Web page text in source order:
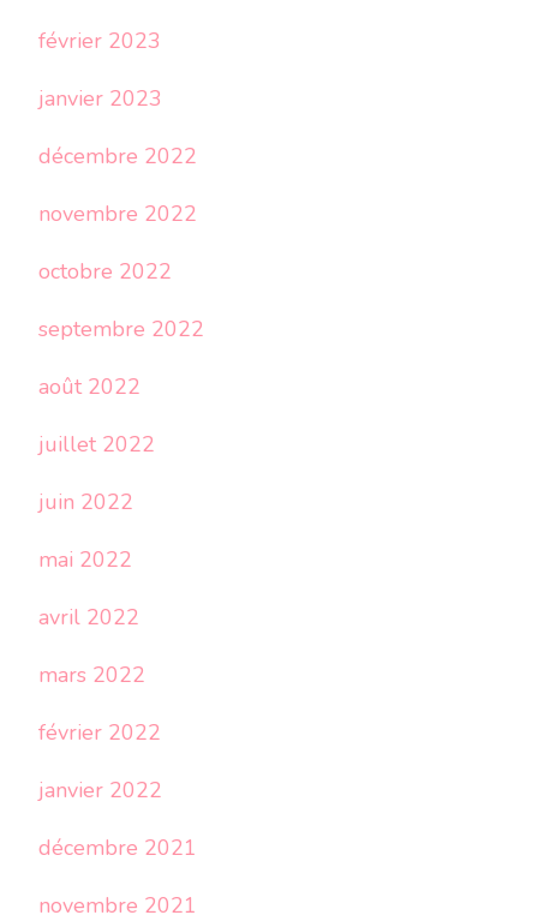
février 2023
janvier 2023
décembre 2022
novembre 2022
octobre 2022
septembre 2022
août 2022
juillet 2022
juin 2022
mai 2022
avril 2022
mars 2022
février 2022
janvier 2022
décembre 2021
novembre 2021